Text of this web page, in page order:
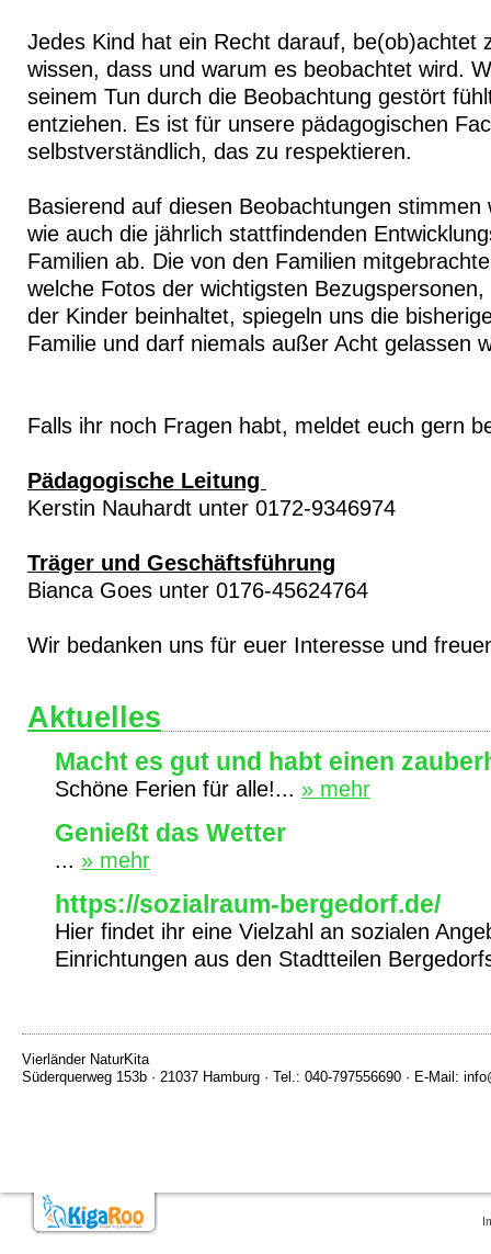
Jedes Kind hat ein Recht darauf, be(ob)achtet
wissen, dass und warum es beobachtet wird.
seinem Tun durch die Beobachtung gestört
entziehen. Es ist für unsere pädagogischen
selbstverständlich, das zu respektieren.
Basierend auf diesen Beobachtungen stimmen
wie auch die jährlich stattfindenden
Familien ab. Die von den Familien
welche Fotos der wichtigsten
der Kinder beinhaltet, spiegeln uns die
Familie und darf niemals außer Acht gelassen
Falls ihr noch Fragen habt, meldet euch gern
Pädagogische Leitung
Kerstin Nauhardt unter 0172-9346974
Träger und Geschäftsführung
Bianca Goes unter 0176-45624764
Wir bedanken uns für euer Interesse und
Aktuelles
Macht es gut und habt einen
Schöne Ferien für alle!... » mehr
Genießt das Wetter
... » mehr
https://sozialraum-bergedorf.de/
Hier findet ihr eine Vielzahl an sozialen
Einrichtungen aus den Stadtteilen
Vierländer NaturKita
Süderquerweg 153b · 21037 Hamburg · Tel.: 040-797556690 · E-Mail: